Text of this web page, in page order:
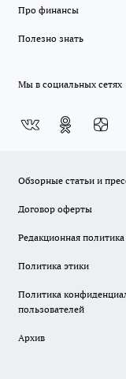
Про финансы
Полезно знать
Мы в социальных сетях
Обзорные статьи и
Договор оферты
Редакционная политика
Политика этики
Политика
пользователей
Архив